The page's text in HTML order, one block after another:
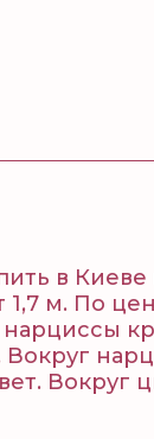
в Киеве
м. По
Вокруг